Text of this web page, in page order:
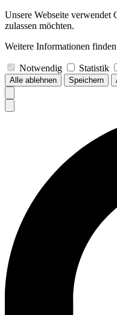
Unsere Webseite verwendet
zulassen möchten.
Weitere Informationen
Notwendig Statistik
Alle ablehnen Speichern